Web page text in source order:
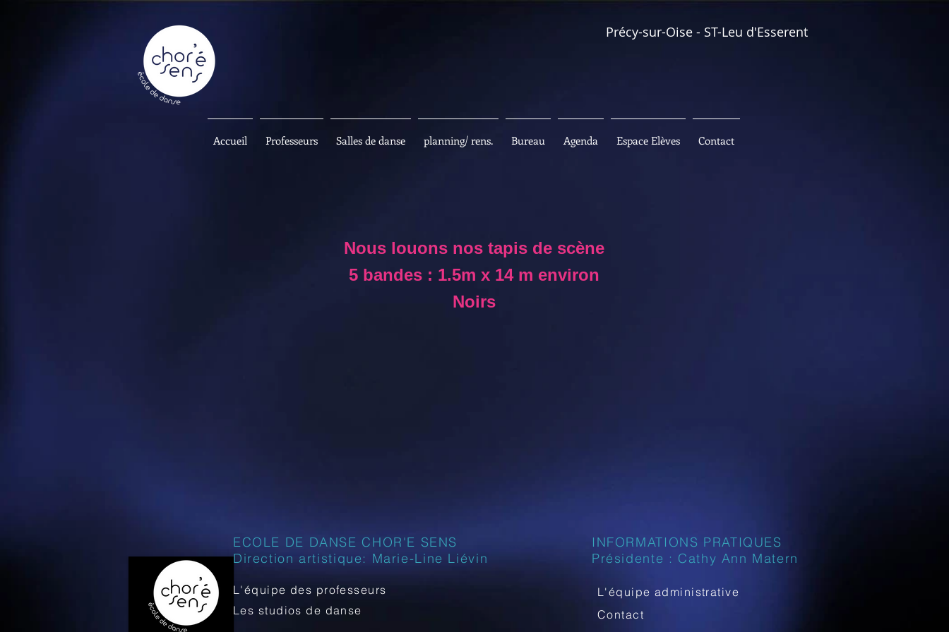
Précy-sur-Oise - ST-Leu d'Esserent
Accueil Professeurs Salles de danse planning/ rens. Bureau Agenda Espace Elèves Contact
Nous louons nos tapis de scène
5 bandes : 1.5m x 14 m environ
Noirs
ECOLE DE DANSE CHOR'E SENS
Direction artistique: Marie-Line Liévin
L'équipe des professeurs
Les studios de danse
INFORMATIONS PRATIQUES
Présidente : Cathy Ann Matern
L'équipe administrative
Contact